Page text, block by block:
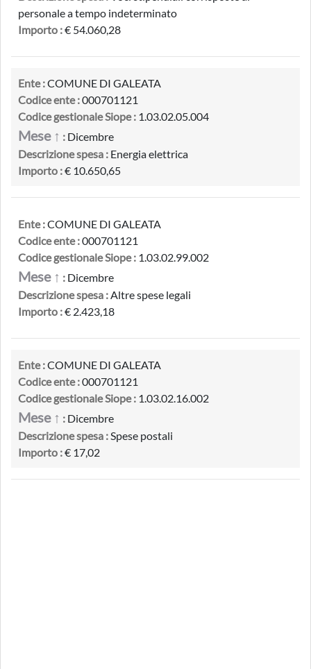
personale a tempo indeterminato
Importo :€ 54.060,28
Ente :COMUNE DI GALEATA
Codice ente :000701121
Codice gestionale Siope : 1.03.02.05.004
Mese ↑ : Dicembre
Descrizione spesa : Energia elettrica
Importo :€ 10.650,65
Ente :COMUNE DI GALEATA
Codice ente :000701121
Codice gestionale Siope : 1.03.02.99.002
Mese ↑ : Dicembre
Descrizione spesa :Altre spese legali
Importo :€ 2.423,18
Ente :COMUNE DI GALEATA
Codice ente :000701121
Codice gestionale Siope : 1.03.02.16.002
Mese ↑ : Dicembre
Descrizione spesa :Spese postali
Importo :€ 17,02